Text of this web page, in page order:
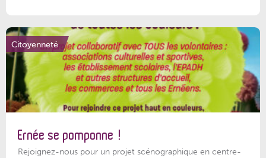
Citoyenneté
Ernée se pomponne !
Rejoignez-nous pour un projet scénographique en centre-